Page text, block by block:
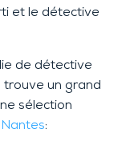
et le détective
de détective
trouve un grand
sélection
: